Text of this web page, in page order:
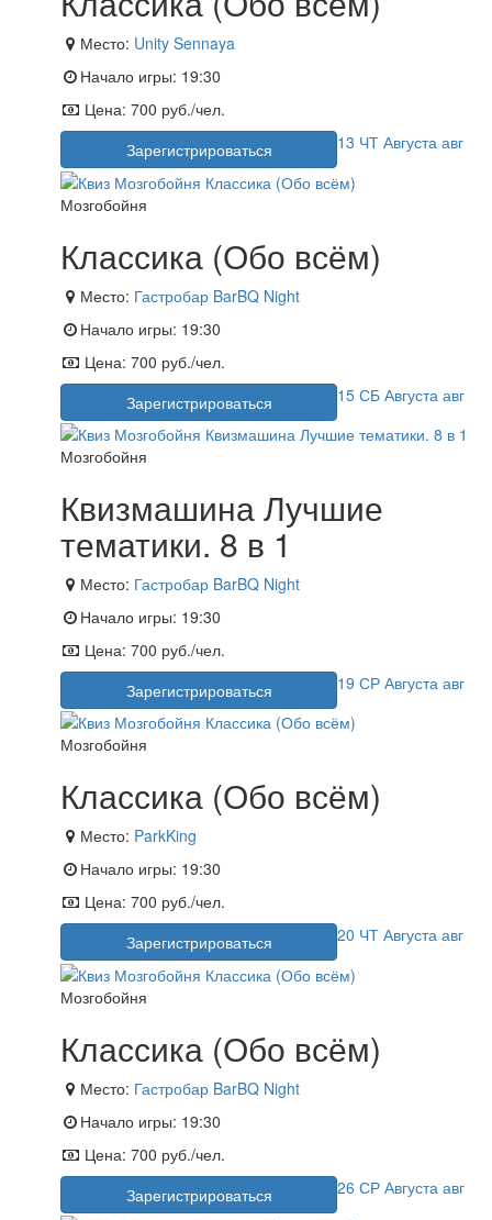
Место: Unity Sennaya
Начало игры: 19:30
Цена: 700 руб./чел.
Зарегистрироваться
13 ЧТ Августа авг
Мозгобойня
Классика (Обо всём)
Место: Гастробар BarBQ Night
Начало игры: 19:30
Цена: 700 руб./чел.
Зарегистрироваться
15 СБ Августа авг
Мозгобойня
Квизмашина Лучшие
тематики. 8 в 1
Место: Гастробар BarBQ Night
Начало игры: 19:30
Цена: 700 руб./чел.
Зарегистрироваться
19 СР Августа авг
Мозгобойня
Классика (Обо всём)
Место: ParkKing
Начало игры: 19:30
Цена: 700 руб./чел.
Зарегистрироваться
20 ЧТ Августа авг
Мозгобойня
Классика (Обо всём)
Место: Гастробар BarBQ Night
Начало игры: 19:30
Цена: 700 руб./чел.
Зарегистрироваться
26 СР Августа авг